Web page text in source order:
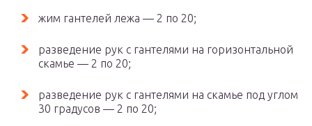
жим гантелей лежа — 2 по 20;
разведение рук с гантелями на горизонтальной
скамье — 2 по 20;
разведение рук с гантелями на скамье под углом
30 градусов — 2 по 20;